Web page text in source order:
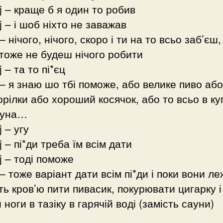
– краще б я один то робив
і шоб ніхто не заважав
нічого, нічого, скоро і ти на то всьо
не будеш нічого робити
та то пі*єц
я знаю шо тбі поможе, або велике пиво
або хороший косячок, або то всьо в
– угу
пі*ди треба їм всім дати
– тоді поможе
тоже варіант дати всім пі*ди і поки вони
кров’ю пити пивасик, покурювати цигарку і
в тазіку в гарячій воді (замість сауни)